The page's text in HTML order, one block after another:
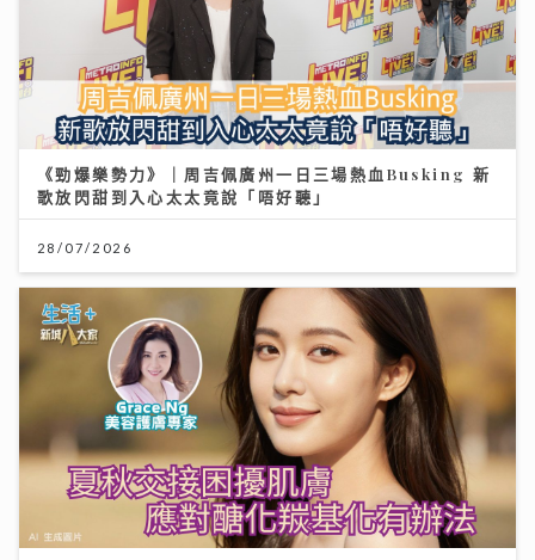
《勁爆樂勢力》｜周吉佩廣州一日三場熱血Busking 新
歌放閃甜到入心太太竟說「唔好聽」
28/07/2026